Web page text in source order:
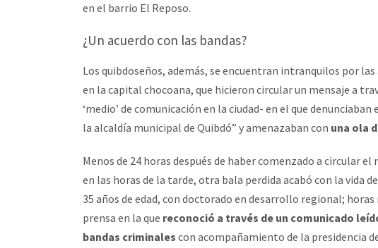
en el barrio El Reposo.
¿Un acuerdo con las bandas?
Los quibdoseños, además, se encuentran intranquilos por
en la capital chocoana, que hicieron circular un mensaje a
‘medio’ de comunicación en la ciudad- en el que
la alcaldía municipal de Quibdó” y amenazaban con una ola
Menos de 24 horas después de haber comenzado a circular
en las horas de la tarde, otra bala perdida acabó con la vida
35 años de edad, con doctorado en desarrollo regional;
prensa en la que reconoció a través de un comunicado
bandas criminales con acompañamiento de la presidencia